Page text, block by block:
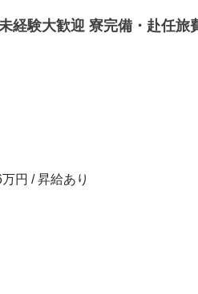
経験大歓迎 寮完備・赴任旅
円 / 昇給あり